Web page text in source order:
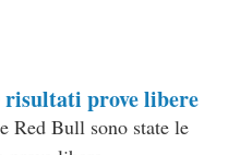
risultati prove libere
Red Bull sono state le